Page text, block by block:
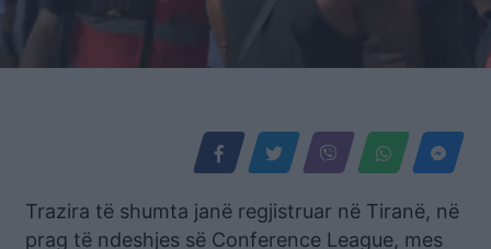
Trazira të shumta janë regjistruar në Tiranë, në
prag të ndeshjes së Conference League, mes